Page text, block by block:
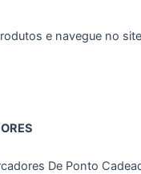
e navegue no
De Ponto